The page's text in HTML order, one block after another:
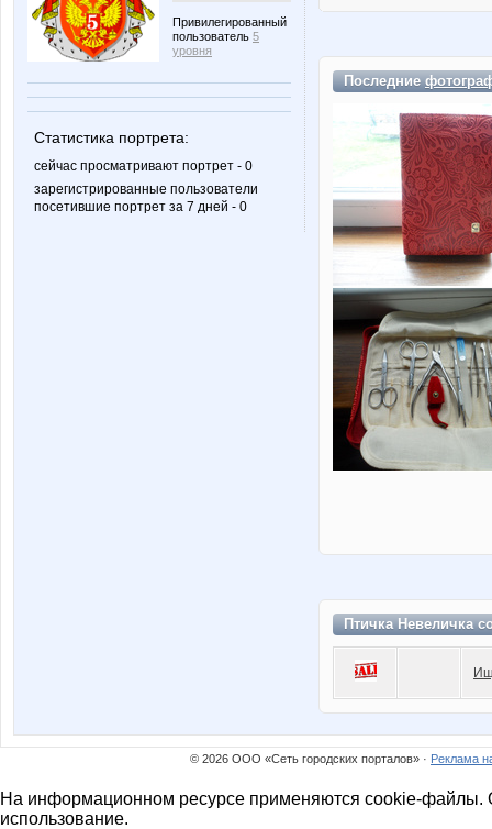
Привилегированный
пользователь 5
уровня
Статистика портрета:
сейчас просматривают портрет - 0
зарегистрированные пользователи
посетившие портрет за 7 дней - 0
Последние
Птичка Невеличка
© 2026 ООО «Сеть городских порталов» · Реклама
На информационном ресурсе применяются cookie-файлы.
использование.